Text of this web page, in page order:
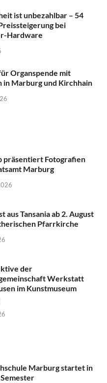
ist unbezahlbar – 54
bei
Hardware
Organspende mit
in Marburg und Kirchhain
präsentiert Fotografien
Marburg
aus Tansania ab 2. August
Pfarrkirche
der
Werkstatt
im Kunstmuseum
Marburg startet in